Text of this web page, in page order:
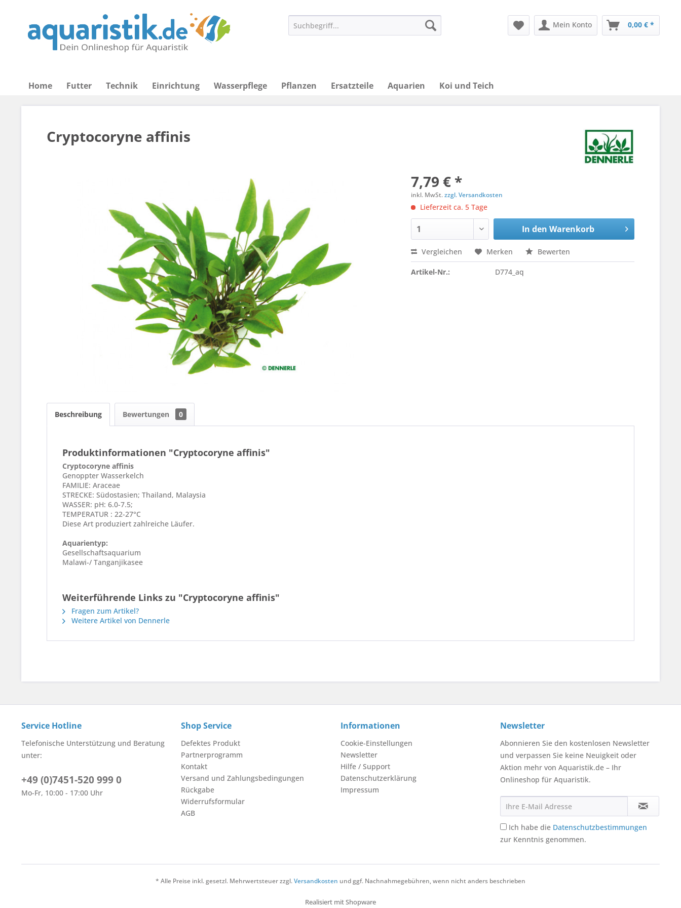
Mein Konto 0,00 € *
Home Futter Technik Einrichtung Wasserpflege Pflanzen Ersatzteile Aquarien Koi und Teich
Cryptocoryne affinis
7,79 € *
inkl. MwSt.zzgl. Versandkosten
Lieferzeit ca. 5 Tage
In den Warenkorb
Vergleichen Merken Bewerten
Artikel-Nr.: D774_aq
Beschreibung Bewertungen 0
Produktinformationen "Cryptocoryne affinis"
Cryptocoryne affinis
Genoppter Wasserkelch
FAMILIE: Araceae
STRECKE: Südostasien; Thailand, Malaysia
WASSER: pH: 6.0-7.5;
TEMPERATUR : 22-27°C
Diese Art produziert zahlreiche Läufer.
Aquarientyp:
Gesellschaftsaquarium
Malawi-/ Tanganjikasee
Weiterführende Links zu "Cryptocoryne affinis"
Fragen zum Artikel?
Weitere Artikel von Dennerle
Service Hotline
Telefonische Unterstützung und Beratung
unter:
+49 (0)7451-520 999 0
Mo-Fr, 10:00 - 17:00 Uhr
Shop Service
Defektes Produkt
Partnerprogramm
Kontakt
Versand und Zahlungsbedingungen
Rückgabe
Widerrufsformular
AGB
Informationen
Cookie-Einstellungen
Newsletter
Hilfe / Support
Datenschutzerklärung
Impressum
Newsletter
Abonnieren Sie den kostenlosen Newsletter
und verpassen Sie keine Neuigkeit oder
Aktion mehr von Aquaristik.de – Ihr
Onlineshop für Aquaristik.
Ich habe die Datenschutzbestimmungen
zur Kenntnis genommen.
* Alle Preise inkl. gesetzl. Mehrwertsteuer zzgl.Versandkosten und ggf. Nachnahmegebühren, wenn nicht anders beschrieben
Realisiert mit Shopware